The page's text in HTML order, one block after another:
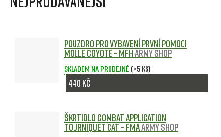
Škrtidlo Combat Application
Tourniquet CAT - FMAArmy shop
Pouzdro pro vybavení první pomoci
MOLLE Coyote - MFHArmy shop
Skladem na prodejně (>5 ks)
440 Kč